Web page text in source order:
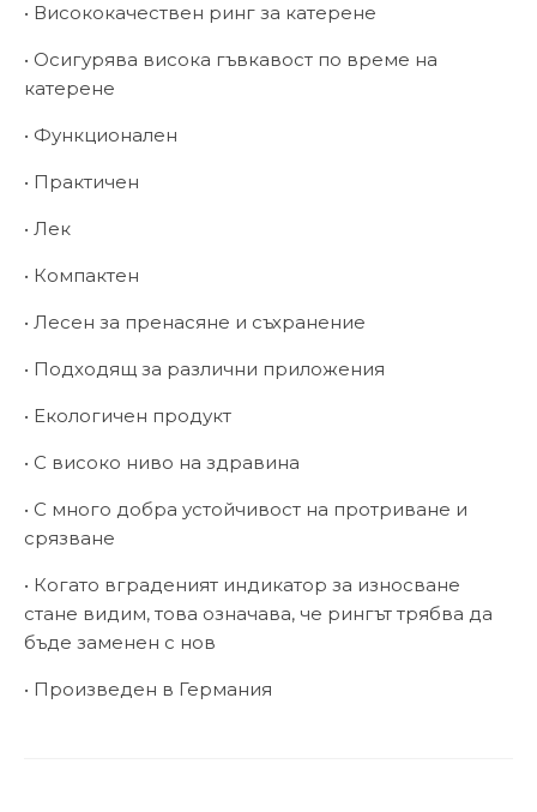
• Висококачествен ринг за катерене
• Осигурява висока гъвкавост по време на
катерене
• Функционален
• Практичен
• Лек
• Компактен
• Лесен за пренасяне и съхранение
• Подходящ за различни приложения
• Екологичен продукт
• С високо ниво на здравина
• С много добра устойчивост на протриване и
срязване
• Когато вграденият индикатор за износване
стане видим, това означава, че рингът трябва да
бъде заменен с нов
• Произведен в Германия